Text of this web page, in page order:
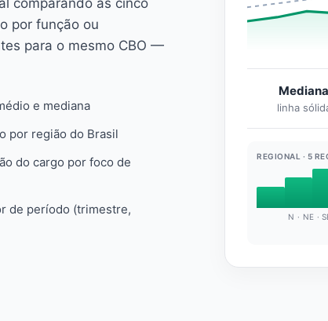
por função ou
para o mesmo CBO —
e mediana
por região do Brasil
do cargo por foco de
de período (trimestre,
Mediana
linha
REGIONAL · 5
N · NE ·